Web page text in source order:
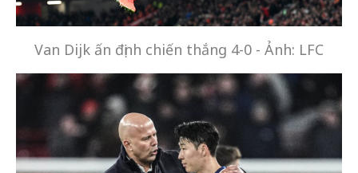
Van Dijk ấn định chiến thắng 4-0 - Ảnh: LFC